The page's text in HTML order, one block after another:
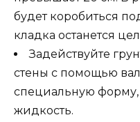
будет коробиться
кладка останется
Задействуйте
стены с помощью
специальную
жидкость.